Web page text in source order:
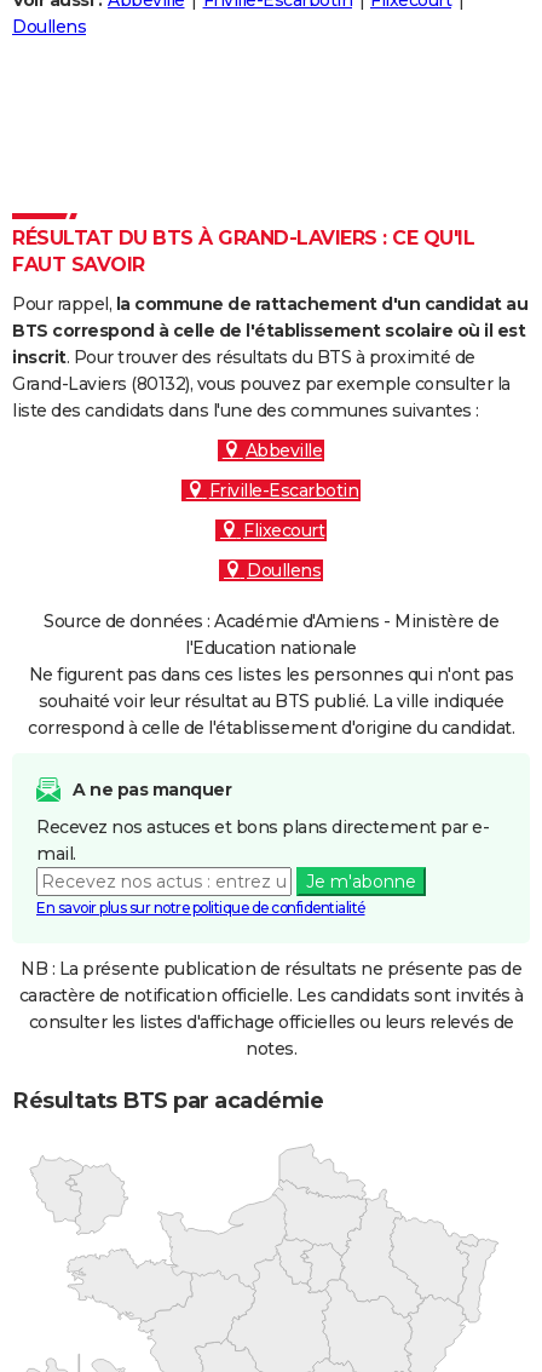
Destinations
City break
Voyage nature
Voyage de noces
Forum
Climat
+
PHOTO
Carte de Noël
Carte Bonne année
Carte Saint-Valentin
Carte Pâques
Carte d'anniversaire
DICTIONNAIRE
Dictionnaire
Biographies
Citations
Expressions
Proverbes
PROGRAMME TV
COPAINS D'AVANT
S'inscrire
Se connecter
Lycées
Collèges
Primaires
Universités
Entreprises
Service militaire
Avis de recherche
AVIS DE DÉCÈS
FORUM
Doullens
RÉSULTAT DU BTS À GRAND-LAVIERS : CE QU'IL
FAUT SAVOIR
Pour rappel, la commune de rattachement d'un candidat au
BTS correspond à celle de l'établissement scolaire où il est
inscrit. Pour trouver des résultats du BTS à proximité de
Grand-Laviers (80132), vous pouvez par exemple consulter la
liste des candidats dans l'une des communes suivantes :
Abbeville
Friville-Escarbotin
Flixecourt
Doullens
Source de données : Académie d'Amiens - Ministère de
l'Education nationale
Ne figurent pas dans ces listes les personnes qui n'ont pas
souhaité voir leur résultat au BTS publié. La ville indiquée
correspond à celle de l'établissement d'origine du candidat.
A ne pas manquer
Recevez nos astuces et bons plans directement par e-
mail.
Je m'abonne
En savoir plus sur notre politique de confidentialité
NB : La présente publication de résultats ne présente pas de
caractère de notification officielle. Les candidats sont invités à
consulter les listes d'affichage officielles ou leurs relevés de
notes.
Résultats BTS par académie